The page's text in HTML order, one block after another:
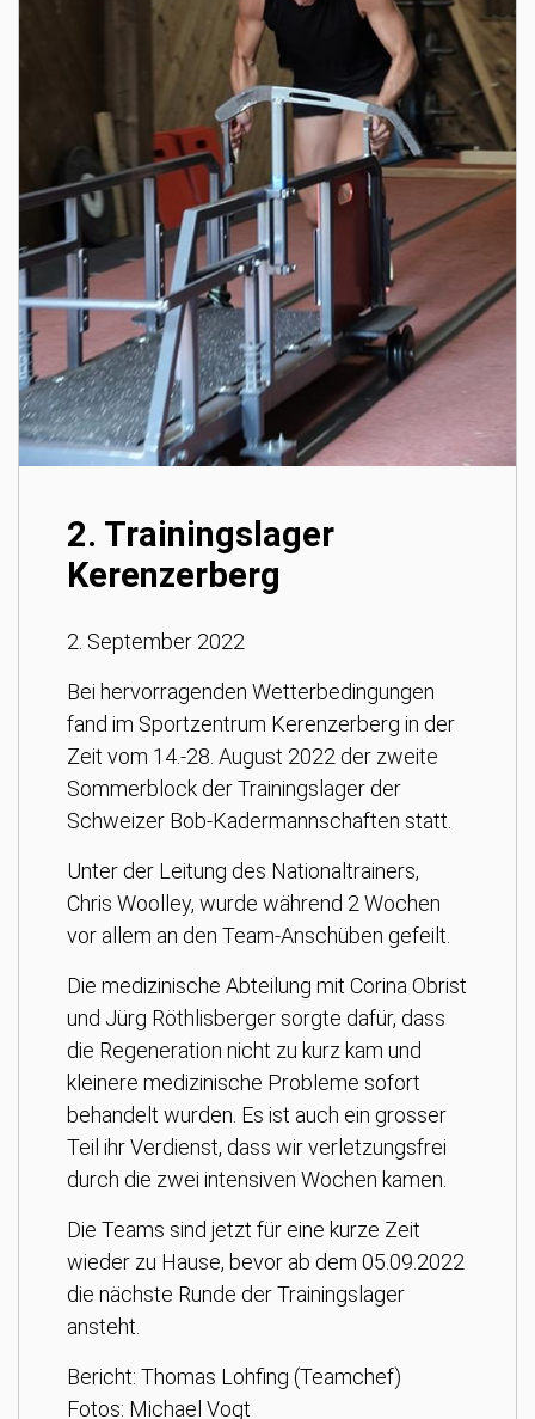
2. Trainingslager
Kerenzerberg
2. September 2022
Bei hervorragenden Wetterbedingungen
fand im Sportzentrum Kerenzerberg in der
Zeit vom 14.-28. August 2022 der zweite
Sommerblock der Trainingslager der
Schweizer Bob-Kadermannschaften statt.
Unter der Leitung des Nationaltrainers,
Chris Woolley, wurde während 2 Wochen
vor allem an den Team-Anschüben gefeilt.
Die medizinische Abteilung mit Corina Obrist
und Jürg Röthlisberger sorgte dafür, dass
die Regeneration nicht zu kurz kam und
kleinere medizinische Probleme sofort
behandelt wurden. Es ist auch ein grosser
Teil ihr Verdienst, dass wir verletzungsfrei
durch die zwei intensiven Wochen kamen.
Die Teams sind jetzt für eine kurze Zeit
wieder zu Hause, bevor ab dem 05.09.2022
die nächste Runde der Trainingslager
ansteht.
Bericht: Thomas Lohfing (Teamchef)
Fotos: Michael Vogt